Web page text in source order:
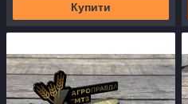
Купити